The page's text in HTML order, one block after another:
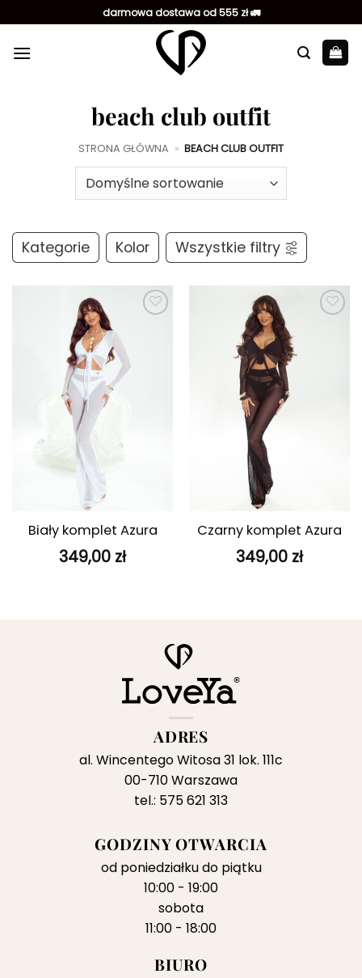
do
zawartości
darmowa dostawa od 555 zł 🚛
beach club outfit
STRONA GŁÓWNA » BEACH CLUB OUTFIT
Kategorie Kolor Wszystkie filtry
ulubionych
Biały komplet Azura
349,00 zł
ulubionych
Czarny komplet Azura
349,00 zł
ADRES
al. Wincentego Witosa 31 lok. 111c
00-710 Warszawa
tel.: 575 621 313
GODZINY OTWARCIA
od poniedziałku do piątku
10:00 - 19:00
sobota
11:00 - 18:00
BIURO